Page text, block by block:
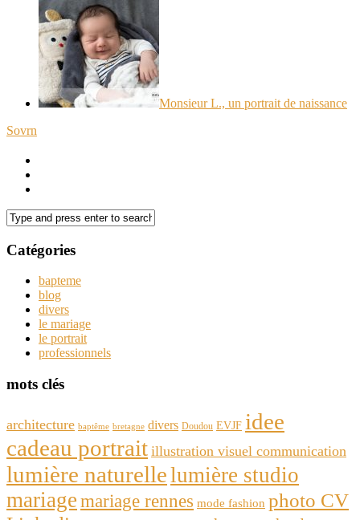
Monsieur L., un portrait de naissance
Sovrn
Catégories
bapteme
blog
divers
le mariage
le portrait
professionnels
mots clés
architecture baptême bretagne divers Doudou EVJF idee
cadeau portrait illustration visuel communication
lumière naturellelumière studio
mariagemariage rennes mode fashion photo CV